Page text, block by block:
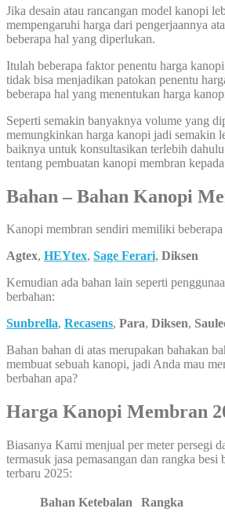
Jika desain atau rancangan model kanopi
mempengaruhi harga dari pengerjaannya
beberapa hal yang diperlukan.
Itulah beberapa faktor penentu harga
tidak bisa menjadikan patokan penentu
beberapa hal yang menentukan harga
Seperti semakin banyaknya volume yang
memungkinkan harga kanopi jadi semakin
baiknya untuk konsultasikan terlebih
tentang pembuatan kanopi membran
Bahan – Bahan Kanopi
Kanopi membran sendiri memiliki beberapa
Agtex, HEYtex, Sage Ferari, Diksen
Kemudian ada bahan lain seperti
berbahan:
Sunbrella, Recasens, Para, Diksen,
Bahan bahan di atas merupakan bahakan
membuat sebuah kanopi, jadi Anda mau
berbahan apa?
Harga Kanopi Membran
Biasanya Kami menjual per meter persegi
termasuk jasa pemasangan dan rangka besi
terbaru 2025:
Bahan Ketebalan Rangka